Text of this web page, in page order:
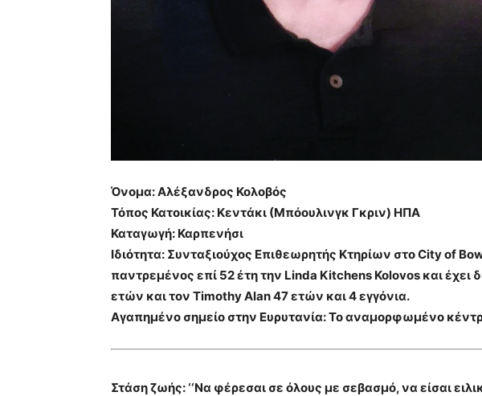
Όνομα: Αλέξανδρος Κολοβός
Τόπος Κατοικίας: Κεντάκι (Μπόουλινγκ Γκριν) ΗΠΑ
Καταγωγή: Καρπενήσι
Ιδιότητα: Συνταξιούχος Επιθεωρητής Κτηρίων στο City of
παντρεμένος επί 52 έτη την Linda Kitchens Kolovos και έχει
ετών και τον Timothy Alan 47 ετών και 4 εγγόνια.
Αγαπημένο σημείο στην Ευρυτανία: Το αναμορφωμένο
Στάση ζωής:‘‘Να φέρεσαι σε όλους με σεβασμό, να είσαι